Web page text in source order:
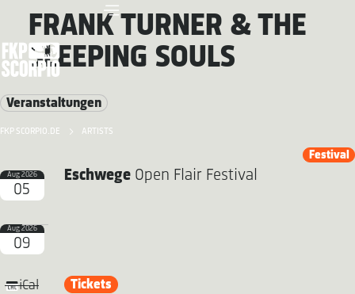
FKP SCORPIO.DE ARTISTS
FRANK TURNER & THE
SLEEPING SOULS
Veranstaltungen
Aug 2026
05
Aug 2026
09
iCal
Festival
EschwegeOpen Flair Festival
Tickets